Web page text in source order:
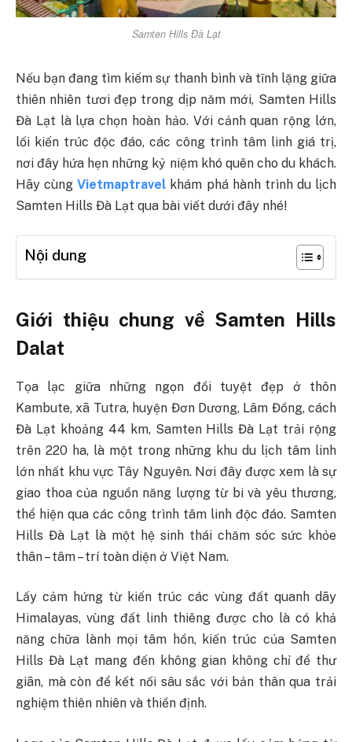
Samten Hills Đà Lạt
Nếu bạn đang tìm kiếm sự thanh bình và tĩnh lặng giữa
thiên nhiên tươi đẹp trong dịp năm mới, Samten Hills
Đà Lạt là lựa chọn hoàn hảo. Với cảnh quan rộng lớn,
lối kiến trúc độc đáo, các công trình tâm linh giá trị,
nơi đây hứa hẹn những kỷ niệm khó quên cho du khách.
Hãy cùngVietmaptravel khám phá hành trình du lịch
Samten Hills Đà Lạt qua bài viết dưới đây nhé!
Nội dung
Giới thiệu chung về Samten Hills
Dalat
Tọa lạc giữa những ngọn đồi tuyệt đẹp ở thôn
Kambute, xã Tutra, huyện Đơn Dương, Lâm Đồng, cách
Đà Lạt khoảng 44 km, Samten Hills Đà Lạt trải rộng
trên 220 ha, là một trong những khu du lịch tâm linh
lớn nhất khu vực Tây Nguyên. Nơi đây được xem là sự
giao thoa của nguồn năng lượng từ bi và yêu thương,
thể hiện qua các công trình tâm linh độc đáo. Samten
Hills Đà Lạt là một hệ sinh thái chăm sóc sức khỏe
thân – tâm – trí toàn diện ở Việt Nam.
Lấy cảm hứng từ kiến trúc các vùng đất quanh dãy
Himalayas, vùng đất linh thiêng được cho là có khả
năng chữa lành mọi tâm hồn, kiến trúc của Samten
Hills Đà Lạt mang đến không gian không chỉ để thư
giãn, mà còn để kết nối sâu sắc với bản thân qua trải
nghiệm thiên nhiên và thiền định.